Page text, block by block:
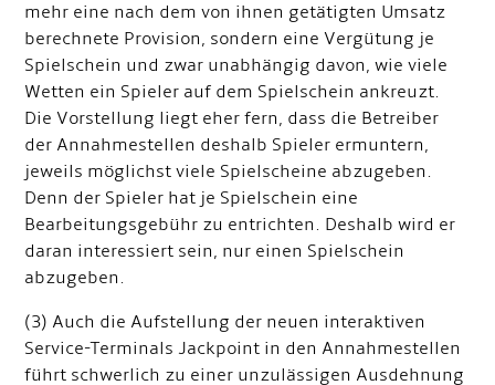
mehr eine nach dem von ihnen getätigten Umsatz
berechnete Provision, sondern eine Vergütung je
Spielschein und zwar unabhängig davon, wie viele
Wetten ein Spieler auf dem Spielschein ankreuzt.
Die Vorstellung liegt eher fern, dass die Betreiber
der Annahmestellen deshalb Spieler ermuntern,
jeweils möglichst viele Spielscheine abzugeben.
Denn der Spieler hat je Spielschein eine
Bearbeitungsgebühr zu entrichten. Deshalb wird er
daran interessiert sein, nur einen Spielschein
abzugeben.
(3) Auch die Aufstellung der neuen interaktiven
Service-Terminals Jackpoint in den Annahmestellen
führt schwerlich zu einer unzulässigen Ausdehnung